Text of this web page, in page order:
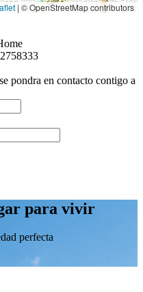
| © OpenStreetMap contributors
pondra en contacto contigo a
para vivir
perfecta